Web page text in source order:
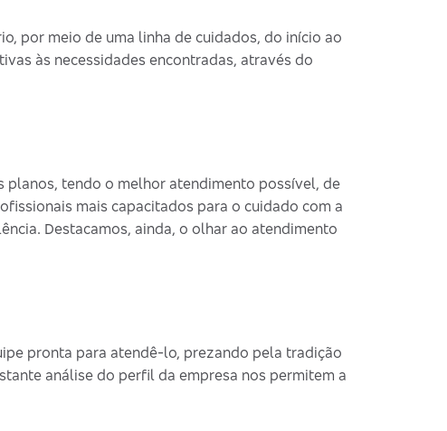
por meio de uma linha de cuidados, do início ao
às necessidades encontradas, através do
planos, tendo o melhor atendimento possível, de
mais capacitados para o cuidado com a
Destacamos, ainda, o olhar ao atendimento
pronta para atendê-lo, prezando pela tradição
análise do perfil da empresa nos permitem a